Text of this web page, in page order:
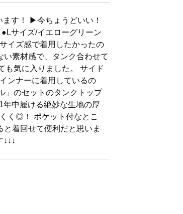
す！ ▶︎今ちょうどいい！
サイズ/イエローグリーン
イズ感で着用したかったの
素材感で、タンク合わせて
気に入りました。 サイド
ンナーに着用しているの
」のセットのタンクトップ
中履ける絶妙な生地の厚
く◎！ ポケット付なとこ
着回せて便利だと思いま